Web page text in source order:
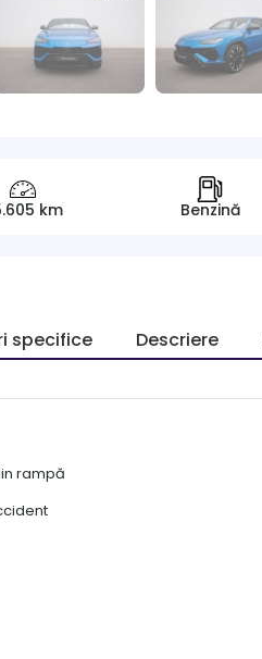
km Benzină
specifice Descriere
rampă